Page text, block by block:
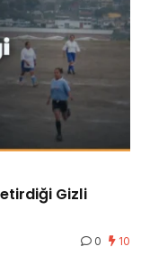
Gizli
0 10